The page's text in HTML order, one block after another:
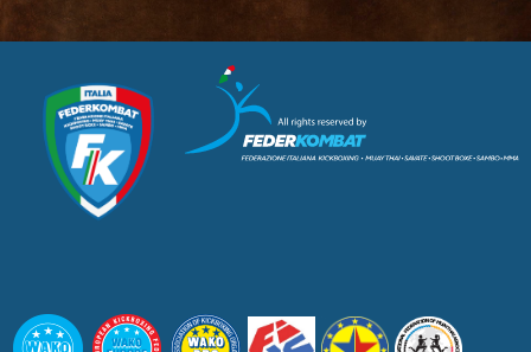
CUSL Spelpaus